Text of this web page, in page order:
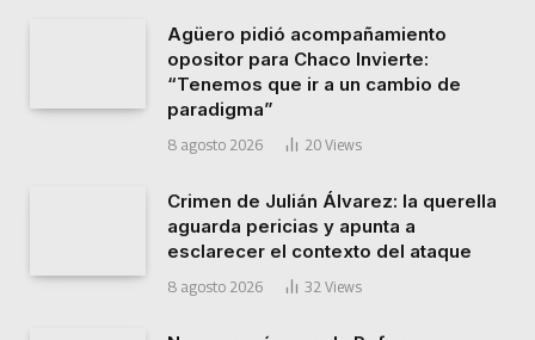
Agüero pidió acompañamiento
opositor para Chaco Invierte:
“Tenemos que ir a un cambio de
paradigma”
8 agosto 2026 20 Views
Crimen de Julián Álvarez: la querella
aguarda pericias y apunta a
esclarecer el contexto del ataque
8 agosto 2026 32 Views